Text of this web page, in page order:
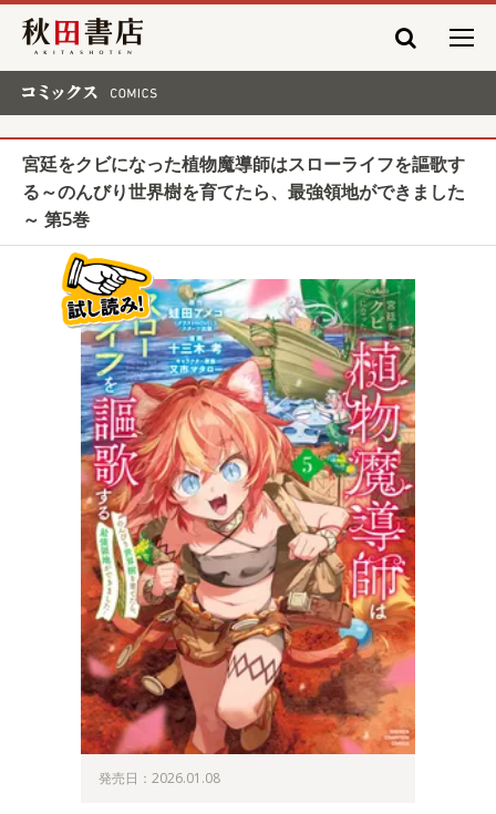
秋田書店
宮廷をクビになった植物魔導師はスローライフを謳歌す
る～のんびり世界樹を育てたら、最強領地ができました
～ 第5巻
発売日：2026.01.08